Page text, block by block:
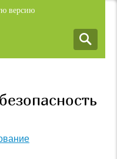
версию